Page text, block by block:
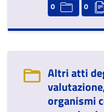
0 0
Altri atti
organismi